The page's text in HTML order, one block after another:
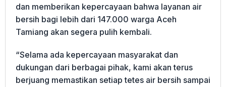
dan memberikan kepercayaan bahwa layanan air
bersih bagi lebih dari 147.000 warga Aceh
Tamiang akan segera pulih kembali.
“Selama ada kepercayaan masyarakat dan
dukungan dari berbagai pihak, kami akan terus
berjuang memastikan setiap tetes air bersih sampai